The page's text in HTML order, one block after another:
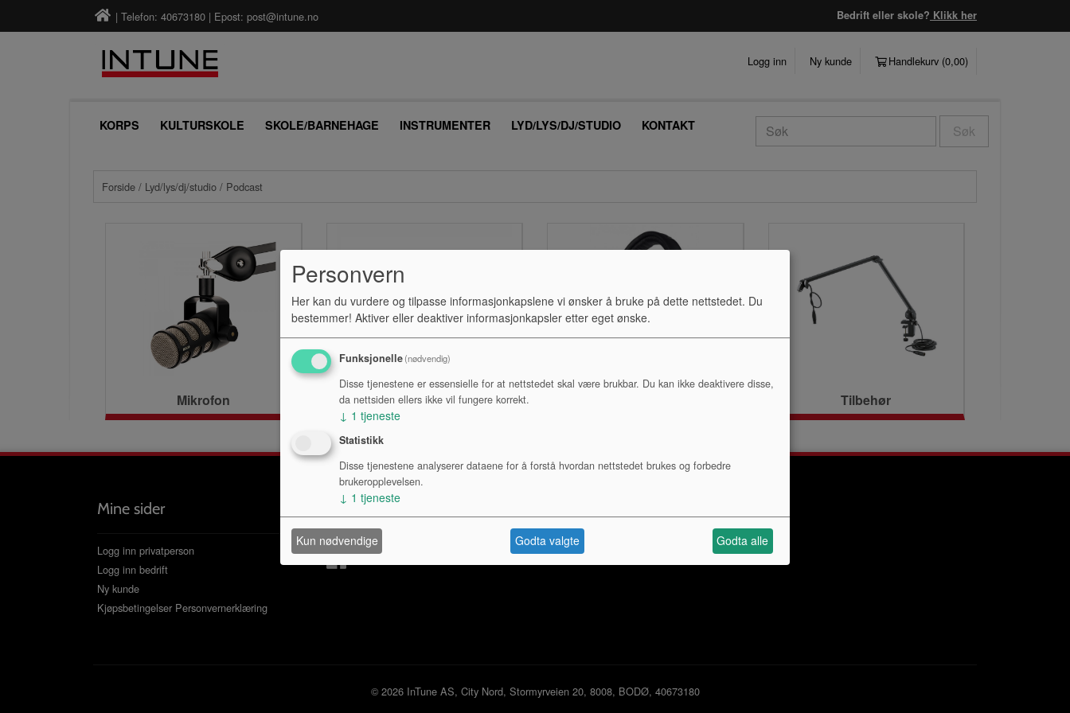
| Telefon: 40673180 | Epost: post@intune.no Bedrift eller skole? Klikk her
Logg inn Ny kunde Handlekurv (0,00)
KORPS KULTURSKOLE SKOLE/BARNEHAGE INSTRUMENTER LYD/LYS/DJ/STUDIO KONTAKT Søk
Forside / Lyd/lys/dj/studio / Podcast
Mikrofon Lydkort Tilbehør
Mine sider
Logg inn privatperson
Logg inn bedrift
Ny kunde
Kjøpsbetingelser Personvernerklæring
Følg oss
© 2026 InTune AS, City Nord, Stormyrveien 20, 8008, BODØ, 40673180
Personvern
Her kan du vurdere og tilpasse informasjonkapslene vi ønsker å bruke på dette nettstedet. Du
bestemmer! Aktiver eller deaktiver informasjonkapsler etter eget ønske.
Funksjonelle(nødvendig)
Disse tjenestene er essensielle for at nettstedet skal være brukbar. Du kan ikke deaktivere disse,
da nettsiden ellers ikke vil fungere korrekt.
↓ 1 tjeneste
Statistikk
Disse tjenestene analyserer dataene for å forstå hvordan nettstedet brukes og forbedre
brukeropplevelsen.
↓ 1 tjeneste
Kun nødvendige Godta valgte Godta alle